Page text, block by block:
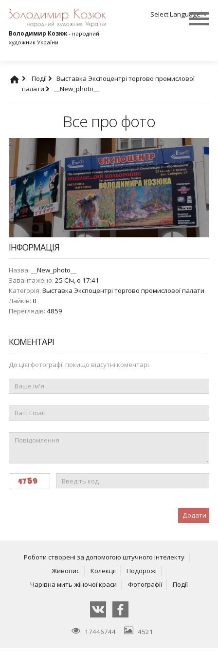
Select Language▼
Володимир Козюк- народний
художник України
Події
Выставка Экспоцентрі торгово промислової
палати
__New_photo__
Все про фото
ІНФОРМАЦІЯ
Назва:
__New_photo__
Завантажено: 25 Січ, о 17:41
Категорія: Выставка Экспоцентрі торгово промислової палати
Лайків: 0
Переглядів: 4859
КОМЕНТАРІ
До цієї фотографії покищо відсутні коментарі
Додати
Роботи створені за допомогою штучного інтелекту
Живопис
Колекції
Подорожі
Чарівна мить жіночої краси
Фотографії Події
17446744 4521